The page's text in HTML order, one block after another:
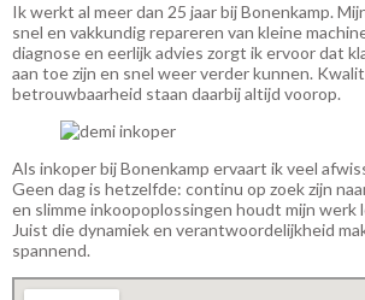
Ik werkt al meer dan 25 jaar bij Bonenkamp.
snel en vakkundig repareren van kleine
diagnose en eerlijk advies zorgt ik ervoor dat
aan toe zijn en snel weer verder kunnen.
betrouwbaarheid staan daarbij altijd voorop.
Als inkoper bij Bonenkamp ervaart ik veel
Geen dag is hetzelfde: continu op zoek zijn
en slimme inkoopoplossingen houdt mijn werk
Juist die dynamiek en verantwoordelijkheid
spannend.